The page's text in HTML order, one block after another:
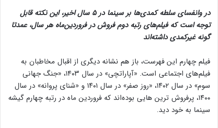
در وانفسای سلطه کمدی‌ها بر سینما در ۵ سال اخیر، این نکته قابل
توجه است که فیلم‌های رتبه دوم فروش در فروردین‌ماه هر سال، عمدتا
گونه غیرکمدی داشته‌اند
فیلم چهارم این فهرست، باز هم نشانه دیگری از اقبال مخاطبان به
فیلم‌های اجتماعی است. «آپاراتچی» در سال ۱۴۰۳، «جنگ جهانی
سوم» در سال ۱۴۰۲، «روز صفر» در سال ۱۴۰۱ و «شنای پروانه» در سال
۱۴۰۰، پرفروش ترین هایی بوده‌اند که فروردین ماه در رتبه چهارم گیشه
سینما به خود دید.